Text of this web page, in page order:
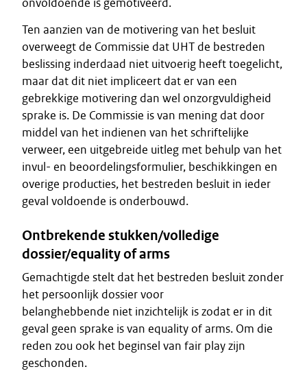
onvoldoende is gemotiveerd.
Ten aanzien van de motivering van het besluit
overweegt de Commissie dat UHT de bestreden
beslissing inderdaad niet uitvoerig heeft toegelicht,
maar dat dit niet impliceert dat er van een
gebrekkige motivering dan wel onzorgvuldigheid
sprake is. De Commissie is van mening dat door
middel van het indienen van het schriftelijke
verweer, een uitgebreide uitleg met behulp van het
invul- en beoordelingsformulier, beschikkingen en
overige producties, het bestreden besluit in ieder
geval voldoende is onderbouwd.
Ontbrekende stukken/volledige
dossier/equality of arms
Gemachtigde stelt dat het bestreden besluit zonder
het persoonlijk dossier voor
belanghebbende niet inzichtelijk is zodat er in dit
geval geen sprake is van equality of arms. Om die
reden zou ook het beginsel van fair play zijn
geschonden.